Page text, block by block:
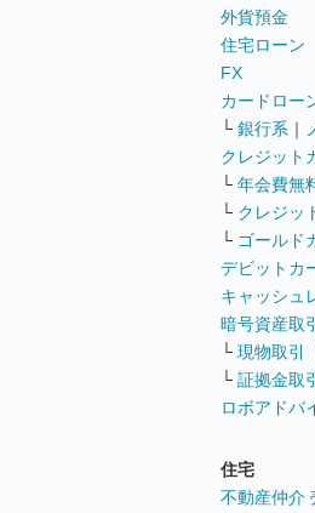
外貨預金
住宅ローン
FX
カードロー
└ 銀行系 ｜
クレジット
└ 年会費無
└ クレジッ
└ ゴールド
デビットカ
キャッシュ
暗号資産取
└ 現物取引
└ 証拠金取
ロボアドバ
住宅
不動産仲介